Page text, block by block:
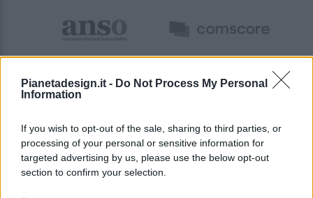
Pianetadesign.it - Do Not Process My Personal
Information
If you wish to opt-out of the sale, sharing to third parties, or
processing of your personal or sensitive information for
targeted advertising by us, please use the below opt-out
section to confirm your selection.
© 2026 - Pianeta Design - P.IVA 04827280654 - Testata
Registrata Al Tribunale Di Nocera Inferiore N. 8/2020 - RG N.